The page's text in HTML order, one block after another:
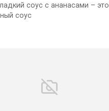
соус с ананасами – это
соус